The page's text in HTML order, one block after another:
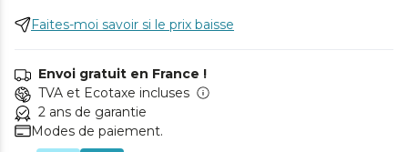
Faites-moi savoir si le prix baisse
Envoi gratuit en France !
TVA et Ecotaxe incluses
2 ans de garantie
Modes de paiement.